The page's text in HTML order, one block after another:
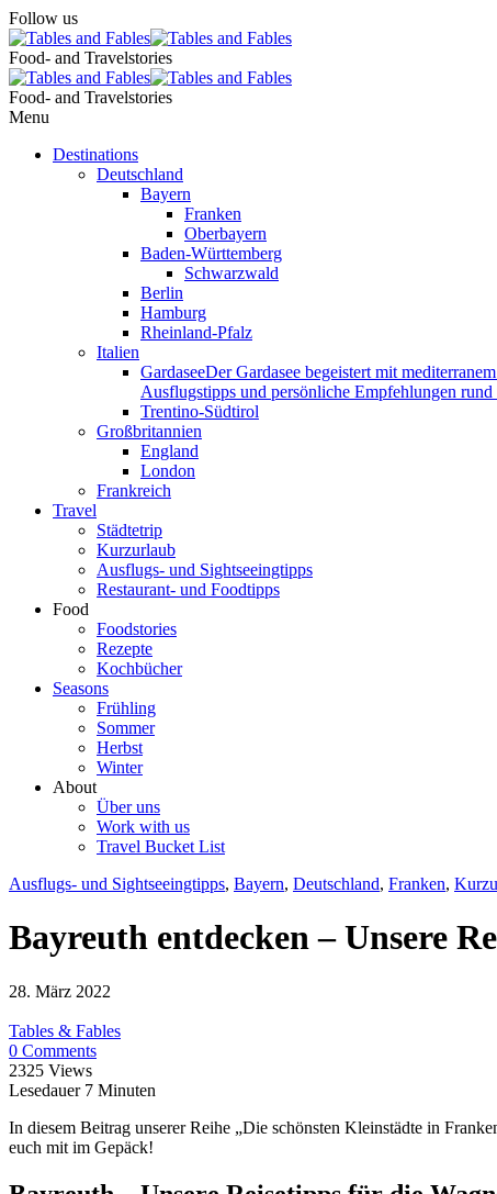
Follow us
Food- and Travelstories
Food- and Travelstories
Menu
Destinations
Deutschland
Bayern
Franken
Oberbayern
Baden-Württemberg
Schwarzwald
Berlin
Hamburg
Rheinland-Pfalz
Italien
GardaseeDer Gardasee begeistert mit
Ausflugstipps und persönliche Empfehlungen rund
Trentino-Südtirol
Großbritannien
England
London
Frankreich
Travel
Städtetrip
Kurzurlaub
Ausflugs- und Sightseeingtipps
Restaurant- und Foodtipps
Food
Foodstories
Rezepte
Kochbücher
Seasons
Frühling
Sommer
Herbst
Winter
About
Über uns
Work with us
Travel Bucket List
Ausflugs- und Sightseeingtipps, Bayern, Deutschland, Franken,
Bayreuth entdecken – Unsere
28. März 2022
Tables & Fables
0 Comments
2325 Views
Lesedauer 7 Minuten
In diesem Beitrag unserer Reihe „Die schönsten Kleinstädte in
euch mit im Gepäck!